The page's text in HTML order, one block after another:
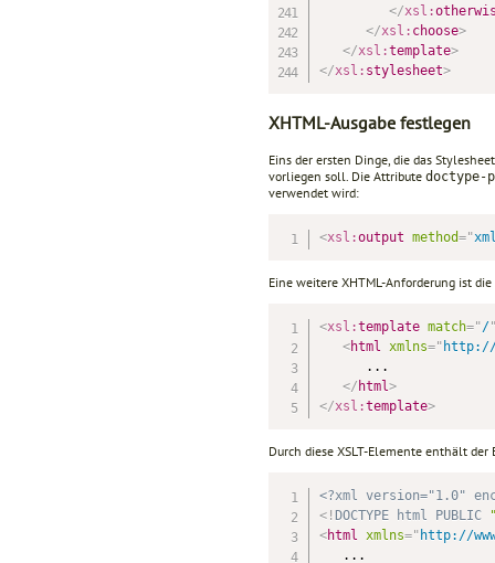
</xsl:
</xsl: choose>
</xsl:template>
</xsl: stylesheet>
XHTML-Ausgabe festlegen
Eins der ersten Dinge, die das
vorliegen soll. Die Attribute doctype-
verwendet wird:
<xsl:output method="
Eine weitere XHTML-Anforderung ist
<xsl:template match="/
<html xmlns=" http://
      ...
</ html>
</xsl:template>
Durch diese XSLT-Elemente enthält der
<?xml version="1.0"
<! DOCTYPE html PUBLIC
<html xmlns=" http://